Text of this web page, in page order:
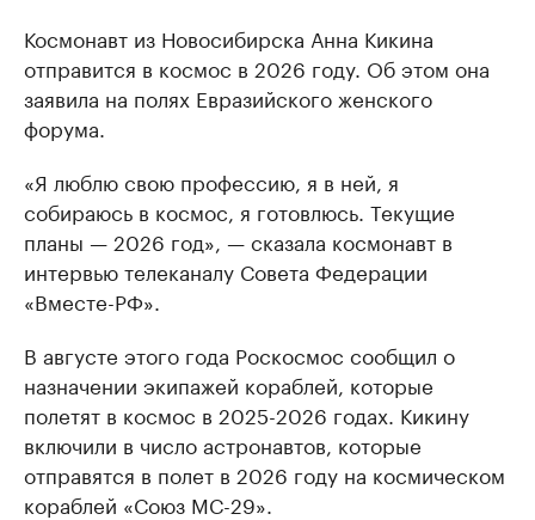
Космонавт из Новосибирска Анна Кикина
отправится в космос в 2026 году. Об этом она
заявила на полях Евразийского женского
форума.
«Я люблю свою профессию, я в ней, я
собираюсь в космос, я готовлюсь. Текущие
планы — 2026 год», — сказала космонавт в
интервью телеканалу Совета Федерации
«Вместе-РФ».
В августе этого года Роскосмос сообщил о
назначении экипажей кораблей, которые
полетят в космос в 2025-2026 годах. Кикину
включили в число астронавтов, которые
отправятся в полет в 2026 году на космическом
кораблей «Союз МС-29».